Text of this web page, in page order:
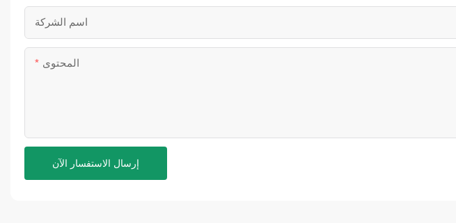
اسم الشركة
المحتوى
إرسال الاستفسار الآن